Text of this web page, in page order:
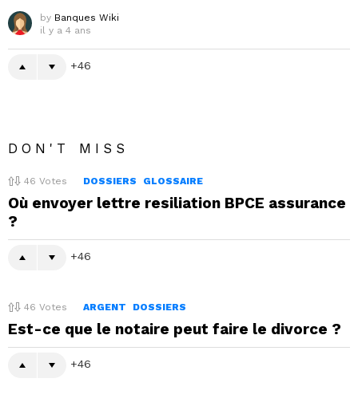
by Banques Wiki
il y a 4 ans
46
DON'T MISS
46 Votes DOSSIERS GLOSSAIRE
Où envoyer lettre resiliation BPCE assurance
?
46
46 Votes ARGENT DOSSIERS
Est-ce que le notaire peut faire le divorce ?
46